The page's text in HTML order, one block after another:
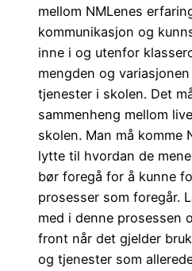
mellom NMLenes
kommunikasjon og
inne i og utenfor
mengden og
tjenester i skolen. Det
sammenheng mellom
skolen. Man må komme
lytte til hvordan de
bør foregå for å kunne
prosesser som foregår.
med i denne prosessen
front når det gjelder
og tjenester som